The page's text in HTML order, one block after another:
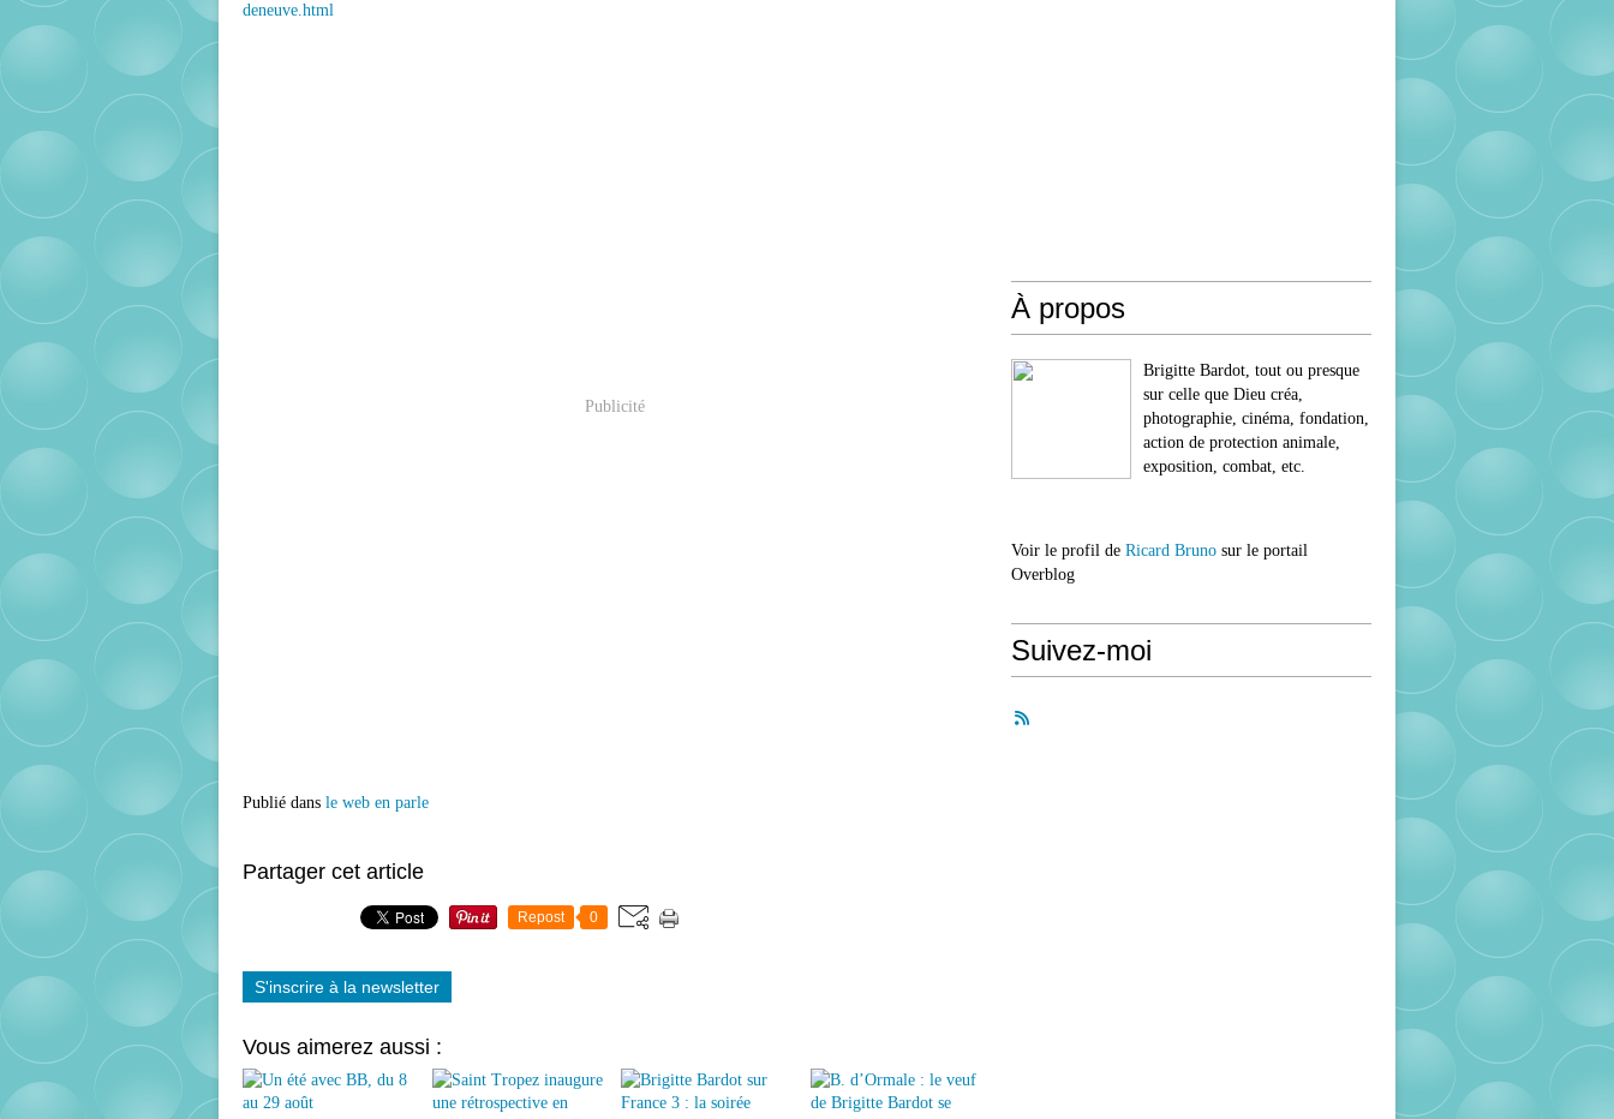
deneuve.html
Publicité
Publié dans le web en parle
Partager cet article
Repost 0
S'inscrire à la newsletter
Vous aimerez aussi :
À propos
Brigitte Bardot, tout ou presque
sur celle que Dieu créa,
photographie, cinéma, fondation,
action de protection animale,
exposition, combat, etc.
Voir le profil de Ricard Bruno sur le portail
Overblog
Suivez-moi